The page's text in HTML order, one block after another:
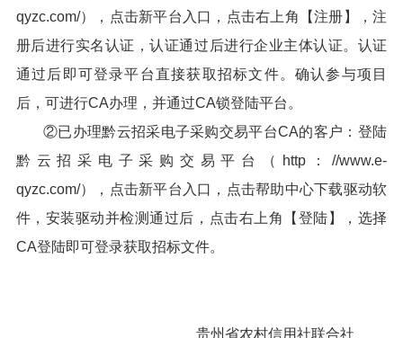
qyzc.com/），点击新平台入口，点击右上角【注册】，注
册后进行实名认证，认证通过后进行企业主体认证。认证
通过后即可登录平台直接获取招标文件。确认参与项目
后，可进行CA办理，并通过CA锁登陆平台。
②已办理黔云招采电子采购交易平台CA的客户：登陆
黔云招采电子采购交易平台（http：//www.e-
qyzc.com/），点击新平台入口，点击帮助中心下载驱动软
件，安装驱动并检测通过后，点击右上角【登陆】，选择
CA登陆即可登录获取招标文件。
贵州省农村信用社联合社